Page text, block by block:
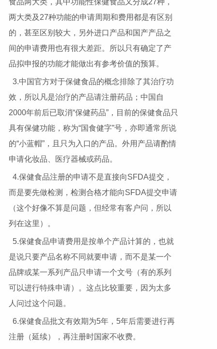
食品两大类，其中功能性保健食品又分成27种，
两大类及27种功能的申请周期和费用都是有区别
的，甚至区别较大，另外进口产品和国产产品之
间的申请费用也有很大差距。所以只有确定了产
品拟申报的功能才能做出有参考价值的预算。
3.中国官方对于保健食品的概念排除了其治疗功
效，所以凡是治疗的产品请注册药品；中国自
2000年前后已取消“保健药品”，目前的保健食品只
具有保健功能，称为“国食健字”号，亦即通常所说
的“小蓝帽”，且只为入口的产品。外用产品请酌情
申请化妆品、医疗器械或药品。
4.保健食品注册的申请不是直接向SFDA提交，
而是要先做检测，检测合格才能向SFDA提交申请
（这个好像不算是问题，但经常有客户问，所以
列在这里）。
5.保健食品申请费用是按单个产品计算的，也就
是说只要产品名称不同就要申请，而不是某一个
品牌或某一系列产品只申请一个文号（有的系列
可以进行特殊申请）。这点比较重要，因为太多
人问过这个问题。
6.保健食品批文有效期为5年，5年后需要进行再
注册（延续），再注册时国家不收费。